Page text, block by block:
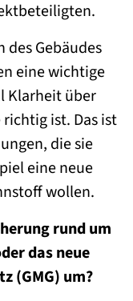
Gebäudes
eine wichtige
Klarheit über
ist. Das ist
die sie
eine neue
wollen.
rund um
das neue
(GMG) um?